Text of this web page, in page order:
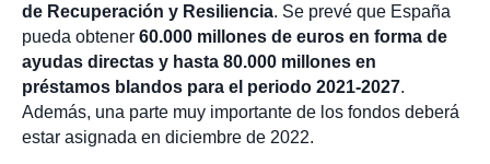
de Recuperación y Resiliencia. Se prevé que España
pueda obtener 60.000 millones de euros en forma de
ayudas directas y hasta 80.000 millones en
préstamos blandos para el periodo 2021-2027.
Además, una parte muy importante de los fondos deberá
estar asignada en diciembre de 2022.